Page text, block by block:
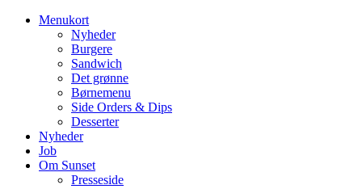
Menukort
Nyheder
Burgere
Sandwich
Det grønne
Børnemenu
Side Orders & Dips
Desserter
Nyheder
Job
Om Sunset
Presseside